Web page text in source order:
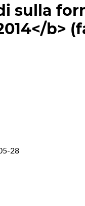
sulla
b>
28